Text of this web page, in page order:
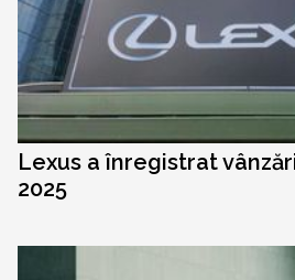
Lexus a înregistrat
2025